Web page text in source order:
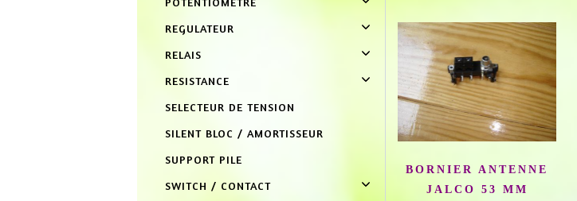
REGULATEUR
RELAIS
RESISTANCE
SELECTEUR DE TENSION
SILENT BLOC / AMORTISSEUR
SUPPORT PILE
SWITCH / CONTACT
BORNIER ANTENNE
JALCO 53 MM